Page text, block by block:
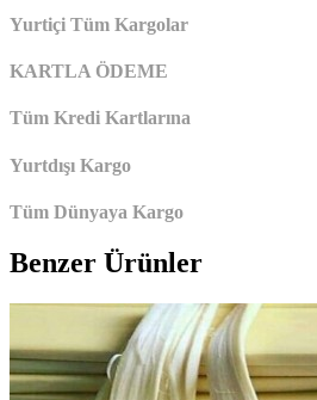
Yurtiçi Tüm Kargolar
KARTLA ÖDEME
Tüm Kredi Kartlarına
Yurtdışı Kargo
Tüm Dünyaya Kargo
Benzer Ürünler